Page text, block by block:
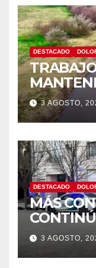
DESTACADO
CANAL
3 AGOSTO,
DESTACADO
MÁS
DE
3 AGOSTO,